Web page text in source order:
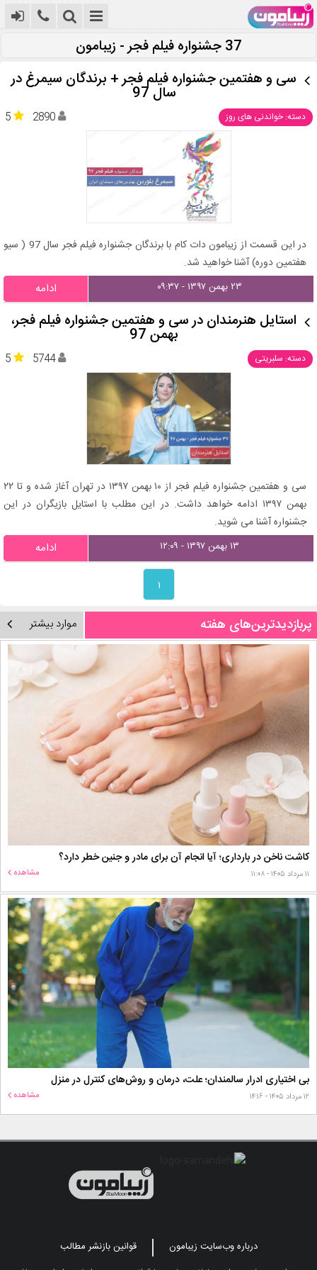
37 جشنواره فیلم فجر - زیبامون
سی و هفتمین جشنواره فیلم فجر + برندگان سیمرغ در
سال 97
دسته: خواندنی های روز 5 2890
در این قسمت از زیبامون دات کام با برندگان جشنواره فیلم فجر سال 97 ( سیو
هفتمین دوره) آشنا خواهید شد.
۲۳ بهمن ۱۳۹۷ - ۰۹:۳۷ ادامه
استایل هنرمندان در سی و هفتمین جشنواره فیلم فجر،
بهمن 97
دسته: سلبریتی 5 5744
سی و هفتمین جشنواره فیلم فجر از ۱۰ بهمن ۱۳۹۷ در تهران آغاز شده و تا ۲۲
بهمن ۱۳۹۷ ادامه خواهد داشت. در این مطلب با استایل بازیگران در این
جشنواره آشنا می شوید.
۱۳ بهمن ۱۳۹۷ - ۱۲:۰۹ ادامه
۱
پربازدیدترین‌های هفته موارد بیشتر
کاشت ناخن در بارداری؛ آیا انجام آن برای مادر و جنین خطر دارد؟
۱۱ مرداد ۱۴۰۵ - ۱۱:۰۸ مشاهده
بی اختیاری ادرار سالمندان؛ علت، درمان و روش‌های کنترل در منزل
۱۲ مرداد ۱۴۰۵ - ۱۴:۱۶ مشاهده
درباره وب‌سایت زیبامون
قوانین بازنشر مطالب